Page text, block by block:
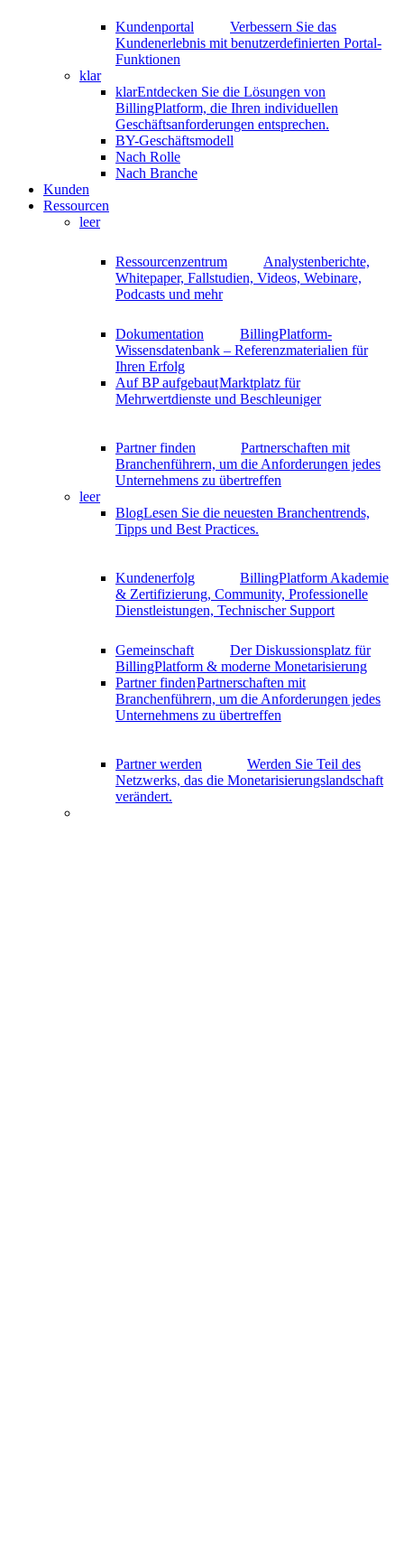
Kundenportal
Verbessern Sie das
Kundenerlebnis mit benutzerdefinierten Portal-
Funktionen
klar
klarEntdecken Sie die Lösungen von
BillingPlatform, die Ihren individuellen
Geschäftsanforderungen entsprechen.
BY-Geschäftsmodell
Nach Rolle
Nach Branche
Kunden
Ressourcen
leer
Ressourcenzentrum
Analystenberichte,
Whitepaper, Fallstudien, Videos, Webinare,
Podcasts und mehr
Dokumentation
BillingPlatform-
Wissensdatenbank – Referenzmaterialien für
Ihren Erfolg
Auf BP aufgebautMarktplatz für
Mehrwertdienste und Beschleuniger
Partner finden
Partnerschaften mit
Branchenführern, um die Anforderungen jedes
Unternehmens zu übertreffen
leer
BlogLesen Sie die neuesten Branchentrends,
Tipps und Best Practices.
Kundenerfolg
BillingPlatform Akademie
& Zertifizierung, Community, Professionelle
Dienstleistungen, Technischer Support
Gemeinschaft
Der Diskussionsplatz für
BillingPlatform & moderne Monetarisierung
Partner findenPartnerschaften mit
Branchenführern, um die Anforderungen jedes
Unternehmens zu übertreffen
Partner werden
Werden Sie Teil des
Netzwerks, das die Monetarisierungslandschaft
verändert.